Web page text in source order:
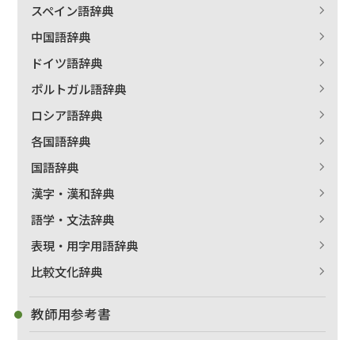
スペイン語辞典
中国語辞典
ドイツ語辞典
ポルトガル語辞典
ロシア語辞典
各国語辞典
国語辞典
漢字・漢和辞典
語学・文法辞典
表現・用字用語辞典
比較文化辞典
教師用参考書